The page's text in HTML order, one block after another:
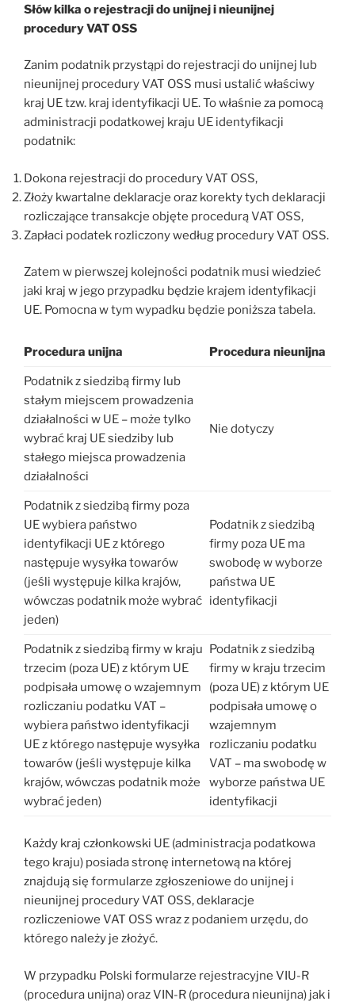
Słów kilka o rejestracji do unijnej i nieunijnej
procedury VAT OSS
Zanim podatnik przystąpi do rejestracji do unijnej lub
nieunijnej procedury VAT OSS musi ustalić właściwy
kraj UE tzw. kraj identyfikacji UE. To właśnie za pomocą
administracji podatkowej kraju UE identyfikacji
podatnik:
Dokona rejestracji do procedury VAT OSS,
Złoży kwartalne deklaracje oraz korekty tych deklaracji
rozliczające transakcje objęte procedurą VAT OSS,
Zapłaci podatek rozliczony według procedury VAT OSS.
Zatem w pierwszej kolejności podatnik musi wiedzieć
jaki kraj w jego przypadku będzie krajem identyfikacji
UE. Pomocna w tym wypadku będzie poniższa tabela.
Procedura unijna Procedura nieunijna
Podatnik z siedzibą firmy lub
stałym miejscem prowadzenia
działalności w UE – może tylko
wybrać kraj UE siedziby lub
stałego miejsca prowadzenia
działalności
Nie dotyczy
Podatnik z siedzibą firmy poza
UE wybiera państwo
identyfikacji UE z którego
następuje wysyłka towarów
(jeśli występuje kilka krajów,
wówczas podatnik może wybrać
jeden)
Podatnik z siedzibą
firmy poza UE ma
swobodę w wyborze
państwa UE
identyfikacji
Podatnik z siedzibą firmy w kraju
trzecim (poza UE) z którym UE
podpisała umowę o wzajemnym
rozliczaniu podatku VAT –
wybiera państwo identyfikacji
UE z którego następuje wysyłka
towarów (jeśli występuje kilka
krajów, wówczas podatnik może
wybrać jeden)
Podatnik z siedzibą
firmy w kraju trzecim
(poza UE) z którym UE
podpisała umowę o
wzajemnym
rozliczaniu podatku
VAT – ma swobodę w
wyborze państwa UE
identyfikacji
Każdy kraj członkowski UE (administracja podatkowa
tego kraju) posiada stronę internetową na której
znajdują się formularze zgłoszeniowe do unijnej i
nieunijnej procedury VAT OSS, deklaracje
rozliczeniowe VAT OSS wraz z podaniem urzędu, do
którego należy je złożyć.
W przypadku Polski formularze rejestracyjne VIU-R
(procedura unijna) oraz VIN-R (procedura nieunijna) jak i